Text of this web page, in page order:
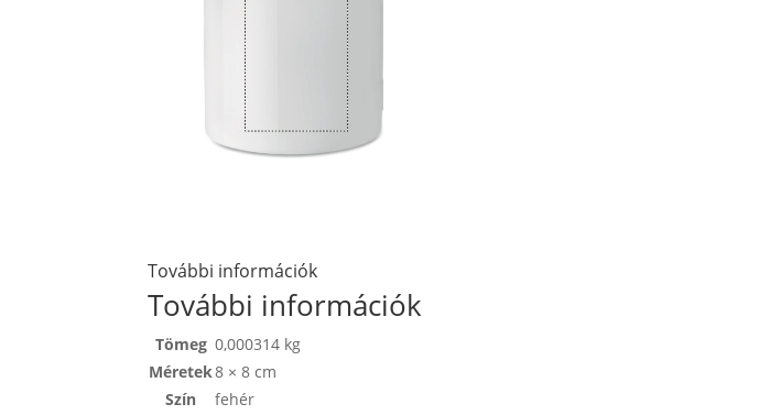
További információk
További információk
Tömeg 0,000314 kg
Méretek8 × 8 cm
Szín
fehér